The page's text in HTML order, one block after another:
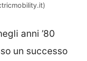
anni ’80
un successo